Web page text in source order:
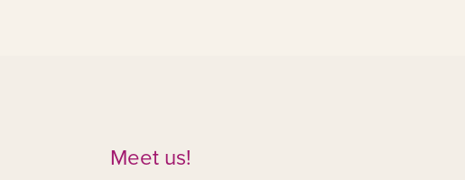
Meet us!